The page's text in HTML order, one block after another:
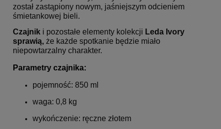
został zastąpiony nowym, jaśniejszym odcieniem
śmietankowej bieli.
Czajnik i pozostałe elementy kolekcji Leda Ivory
sprawią, że każde spotkanie będzie miało
niepowtarzalny charakter.
Parametry czajnika:
pojemność: 850 ml
waga: 0,8 kg
wykończenie: ręczne złotem